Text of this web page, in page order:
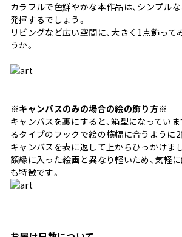
カラフルで色鮮やかな本作品は、シンプル
発揮するでしょう。
リビングなど広い空間に、大きく1点飾って
うか。
※キャンバスのみの場合の絵の飾り方※
キャンバスを裏にすると、箱型になっていま
るタイプのフックで絵の横幅に合うように2
キャンバスを表に返して上からひっかけま
額縁に入った絵画と異なり軽いため、気軽
も特徴です。